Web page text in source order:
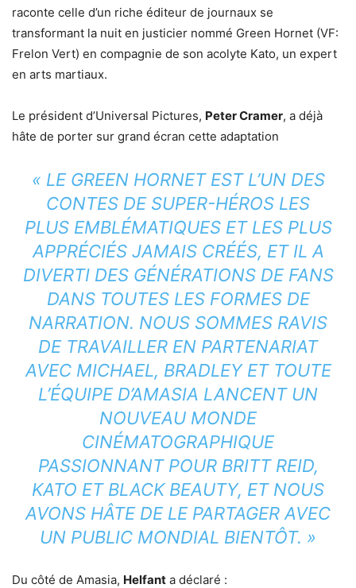
raconte celle d’un riche éditeur de journaux se
transformant la nuit en justicier nommé Green Hornet (VF:
Frelon Vert) en compagnie de son acolyte Kato, un expert
en arts martiaux.
Le président d’Universal Pictures, Peter Cramer, a déjà
hâte de porter sur grand écran cette adaptation
« LE GREEN HORNET EST L’UN DES
CONTES DE SUPER-HÉROS LES
PLUS EMBLÉMATIQUES ET LES PLUS
APPRÉCIÉS JAMAIS CRÉÉS, ET IL A
DIVERTI DES GÉNÉRATIONS DE FANS
DANS TOUTES LES FORMES DE
NARRATION. NOUS SOMMES RAVIS
DE TRAVAILLER EN PARTENARIAT
AVEC MICHAEL, BRADLEY ET TOUTE
L’ÉQUIPE D’AMASIA LANCENT UN
NOUVEAU MONDE
CINÉMATOGRAPHIQUE
PASSIONNANT POUR BRITT REID,
KATO ET BLACK BEAUTY, ET NOUS
AVONS HÂTE DE LE PARTAGER AVEC
UN PUBLIC MONDIAL BIENTÔT. »
Du côté de Amasia, Helfant a déclaré :